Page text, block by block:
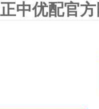
正中优配官